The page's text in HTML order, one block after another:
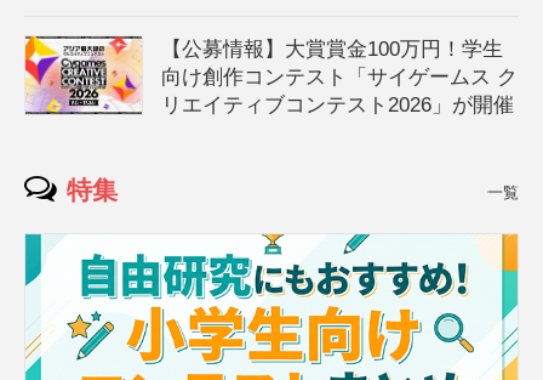
【公募情報】大賞賞金100万円！学生
向け創作コンテスト「サイゲームス ク
リエイティブコンテスト2026」が開催
特集 一覧